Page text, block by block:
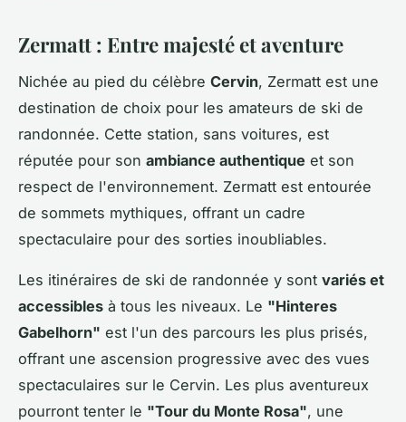
Zermatt : Entre majesté et aventure
Nichée au pied du célèbre Cervin, Zermatt est une
destination de choix pour les amateurs de ski de
randonnée. Cette station, sans voitures, est
réputée pour son ambiance authentique et son
respect de l'environnement. Zermatt est entourée
de sommets mythiques, offrant un cadre
spectaculaire pour des sorties inoubliables.
Les itinéraires de ski de randonnée y sont variés et
accessibles à tous les niveaux. Le "Hinteres
Gabelhorn" est l'un des parcours les plus prisés,
offrant une ascension progressive avec des vues
spectaculaires sur le Cervin. Les plus aventureux
pourront tenter le "Tour du Monte Rosa", une